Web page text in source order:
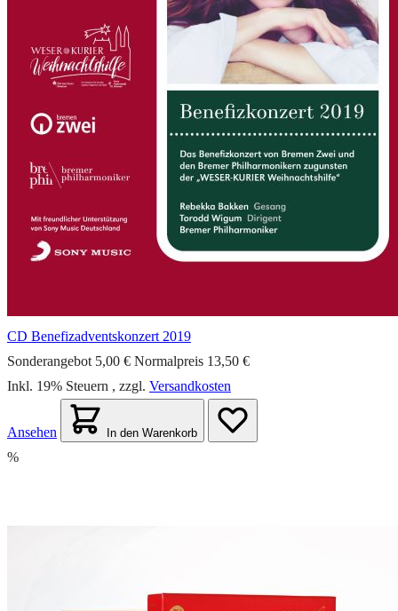
CD Benefizadventskonzert 2019
Sonderangebot 5,00 € Normalpreis 13,50 €
Inkl. 19% Steuern , zzgl. Versandkosten
Ansehen In den Warenkorb
%